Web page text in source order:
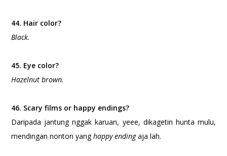
44. Hair color?
Black.
45. Eye color?
Hazelnut brown.
46. Scary films or happy endings?
Daripada jantung nggak karuan, yeee, dikagetin hunta mulu,
mendingan nonton yanghappy endingaja lah.